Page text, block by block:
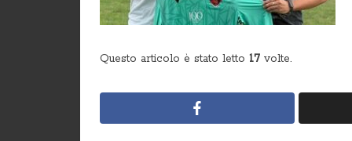
Questo articolo è stato letto 17 volte.